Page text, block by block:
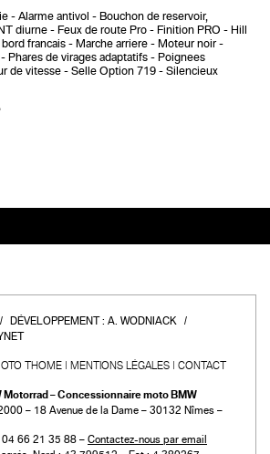
Alarme antivol
Bouchon de reservoir,
diurne Feux de route Pro Finition PRO
Hill
francais Marche arriere
Moteur noir
Phares de virages adaptatifs
Poignees
de vitesse Selle Option 719
Silencieux
DÉVELOPPEMENT : A. WODNIACK
THOME MENTIONS LÉGALES CONTACT
Motorrad – Concessionnaire moto BMW
– 18 Avenue de la Dame – 30132 Nîmes –
04 66 21 35 88 – Contactez-nous par email